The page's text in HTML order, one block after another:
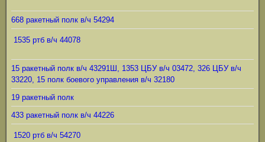
668 ракетный полк в/ч 54294
1535 ртб в/ч 44078
15 ракетный полк в/ч 43291Ш, 1353 ЦБУ в/ч 03472, 326 ЦБУ в/ч
33220, 15 полк боевого управления в/ч 32180
19 ракетный полк
433 ракетный полк в/ч 44226
1520 ртб в/ч 54270